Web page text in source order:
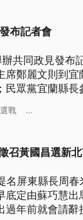
布記者會
共同政見發布
鄭麗文則到宜
眾黨宜蘭縣長
戰 ...
召黃國昌選新
屏東縣長周
定由蘇巧慧
年前就會請